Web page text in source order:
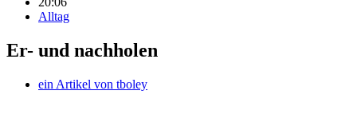
Alltag
Er- und nachholen
ein Artikel von tboley